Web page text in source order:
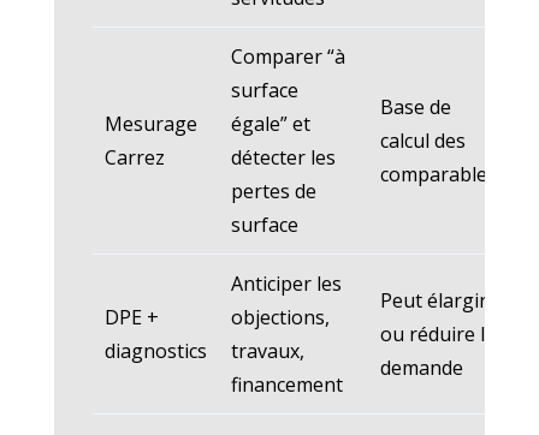
Mesurage
Carrez
Comparer “à
surface
égale” et
détecter les
pertes de
surface
Base de
calcul des
comparables
DPE +
diagnostics
Anticiper les
objections,
travaux,
financement
Peut élargir
ou réduire la
demande